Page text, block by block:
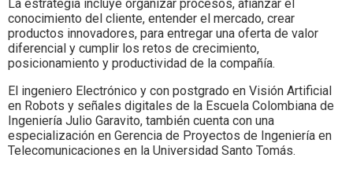
La estrategia incluye organizar procesos, afianzar el
conocimiento del cliente, entender el mercado, crear
productos innovadores, para entregar una oferta de valor
diferencial y cumplir los retos de crecimiento,
posicionamiento y productividad de la compañía.
El ingeniero Electrónico y con postgrado en Visión Artificial
en Robots y señales digitales de la Escuela Colombiana de
Ingeniería Julio Garavito, también cuenta con una
especialización en Gerencia de Proyectos de Ingeniería en
Telecomunicaciones en la Universidad Santo Tomás.